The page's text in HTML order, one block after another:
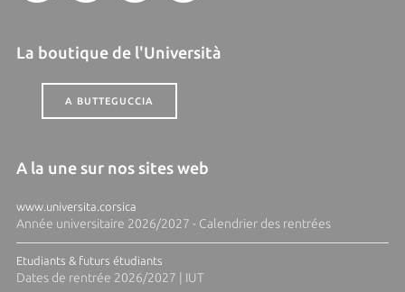
La boutique de l'Università
A BUTTEGUCCIA
A la une sur nos sites web
www.universita.corsica
Année universitaire 2026/2027 - Calendrier des rentrées
Etudiants & futurs étudiants
Dates de rentrée 2026/2027 | IUT